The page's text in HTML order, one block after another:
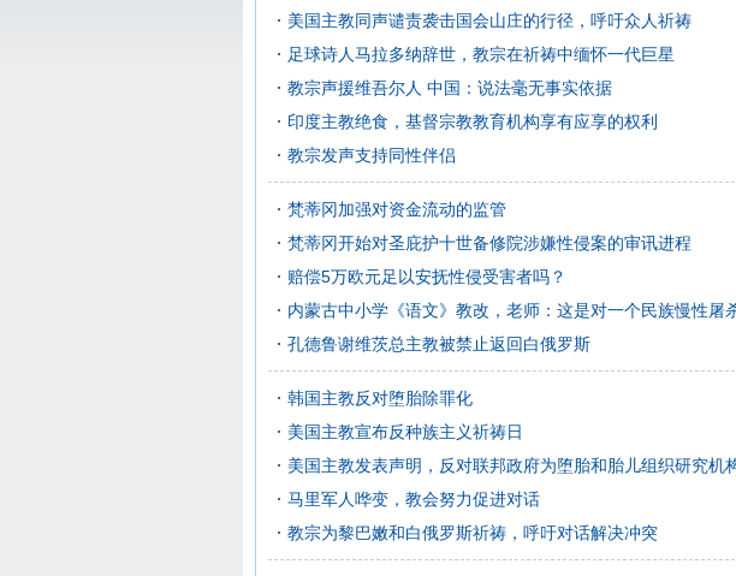
美国主教同声谴责袭击国会山庄的行径，呼吁众人祈祷
足球诗人马拉多纳辞世，教宗在祈祷中缅怀一代巨星
教宗声援维吾尔人 中国：说法毫无事实依据
印度主教绝食，基督宗教教育机构享有应享的权利
教宗发声支持同性伴侣
梵蒂冈加强对资金流动的监管
梵蒂冈开始对圣庇护十世备修院涉嫌性侵案的审讯进程
赔偿5万欧元足以安抚性侵受害者吗？
内蒙古中小学《语文》教改，老师：这是对一个民族慢性屠
孔德鲁谢维茨总主教被禁止返回白俄罗斯
韩国主教反对堕胎除罪化
美国主教宣布反种族主义祈祷日
美国主教发表声明，反对联邦政府为堕胎和胎儿组织研究机
马里军人哗变，教会努力促进对话
教宗为黎巴嫩和白俄罗斯祈祷，呼吁对话解决冲突